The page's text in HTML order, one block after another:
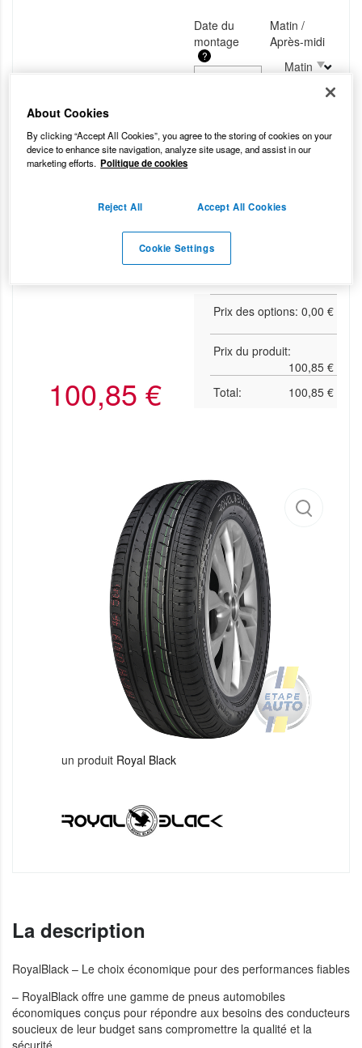
100,85 €
Date du
montage
?
Matin /
Après-midi
Matin
Garantie pneus
Je prends la garantie
Prix hors montage - plus
d'infos auprès de votre
centre
Prix des options: 0,00 €
Prix du produit:
100,85 €
Total:
100,85 €
un produit Royal Black
La description
RoyalBlack – Le choix économique pour des performances fiables
– RoyalBlack offre une gamme de pneus automobiles
économiques conçus pour répondre aux besoins des conducteurs
soucieux de leur budget sans compromettre la qualité et la
sécurité.
About Cookies
By clicking “Accept All Cookies”, you agree to the storing of cookies on your
device to enhance site navigation, analyze site usage, and assist in our
marketing efforts. Politique de cookies
Reject All Accept All Cookies
Cookie Settings